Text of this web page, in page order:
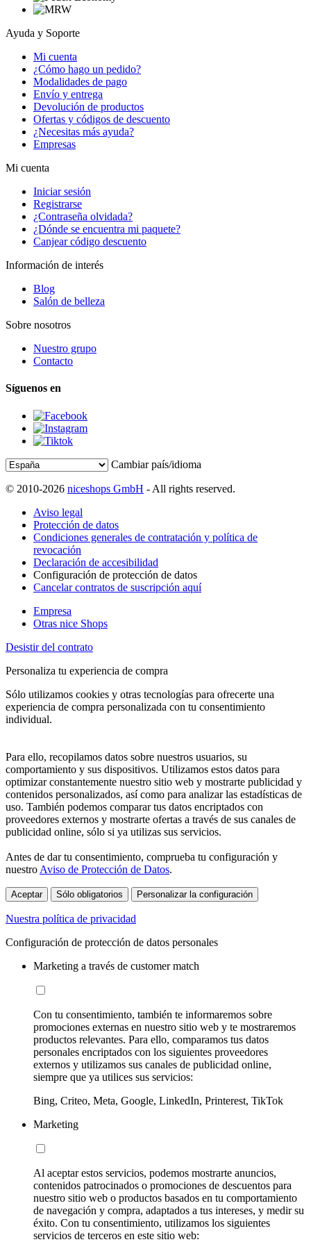
Ayuda y Soporte
Mi cuenta
¿Cómo hago un pedido?
Modalidades de pago
Envío y entrega
Devolución de productos
Ofertas y códigos de descuento
¿Necesitas más ayuda?
Empresas
Mi cuenta
Iniciar sesión
Registrarse
¿Contraseña olvidada?
¿Dónde se encuentra mi paquete?
Canjear código descuento
Información de interés
Blog
Salón de belleza
Sobre nosotros
Nuestro grupo
Contacto
Síguenos en
Cambiar país/idioma
© 2010-2026 niceshops GmbH - All rights reserved.
Aviso legal
Protección de datos
Condiciones generales de contratación y política de
revocación
Declaración de accesibilidad
Configuración de protección de datos
Cancelar contratos de suscripción aquí
Empresa
Otras nice Shops
Desistir del contrato
Personaliza tu experiencia de compra
Sólo utilizamos cookies y otras tecnologías para ofrecerte una
experiencia de compra personalizada con tu consentimiento
individual.
Para ello, recopilamos datos sobre nuestros usuarios, su
comportamiento y sus dispositivos. Utilizamos estos datos para
optimizar constantemente nuestro sitio web y mostrarte publicidad y
contenidos personalizados, así como para analizar las estadísticas de
uso. También podemos comparar tus datos encriptados con
proveedores externos y mostrarte ofertas a través de sus canales de
publicidad online, sólo si ya utilizas sus servicios.
Antes de dar tu consentimiento, comprueba tu configuración y
nuestro Aviso de Protección de Datos.
Aceptar Sólo obligatorios Personalizar la configuración
Nuestra política de privacidad
Configuración de protección de datos personales
Marketing a través de customer match
Con tu consentimiento, también te informaremos sobre
promociones externas en nuestro sitio web y te mostraremos
productos relevantes. Para ello, comparamos tus datos
personales encriptados con los siguientes proveedores
externos y utilizamos sus canales de publicidad online,
siempre que ya utilices sus servicios:
Bing, Criteo, Meta, Google, LinkedIn, Printerest, TikTok
Marketing
Al aceptar estos servicios, podemos mostrarte anuncios,
contenidos patrocinados o promociones de descuentos para
nuestro sitio web o productos basados en tu comportamiento
de navegación y compra, adaptados a tus intereses, y medir su
éxito. Con tu consentimiento, utilizamos los siguientes
servicios de terceros en este sitio web: